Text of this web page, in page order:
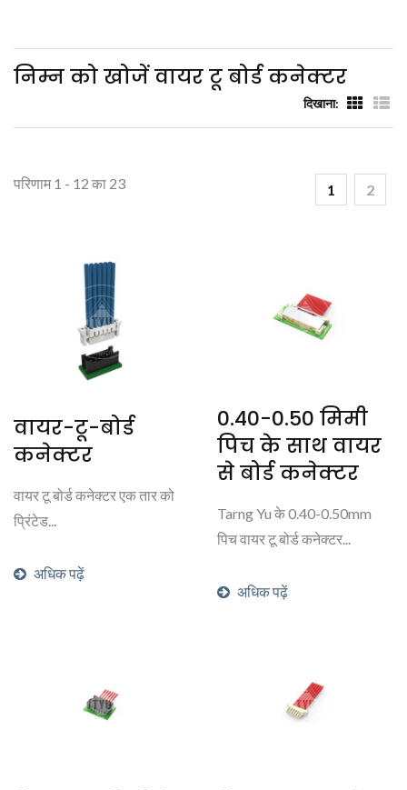
निम्न को खोजें वायर टू बोर्ड कनेक्टर
दिखाना:
परिणाम 1 - 12 का 23 1 2
वायर-टू-बोर्ड
कनेक्टर
वायर टू बोर्ड कनेक्टर एक तार को
प्रिंटेड...
अधिक पढ़ें
0.40-0.50 मिमी
पिच के साथ वायर
से बोर्ड कनेक्टर
Tarng Yu के 0.40-0.50mm
पिच वायर टू बोर्ड कनेक्टर...
अधिक पढ़ें